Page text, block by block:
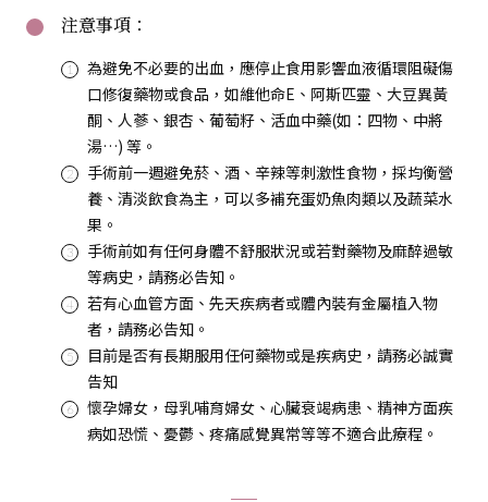
注意事項：
為避免不必要的出血，應停止食用影響血液循環阻礙傷
口修復藥物或食品，如維他命E、阿斯匹靈、大豆異黃
酮、人蔘、銀杏、葡萄籽、活血中藥(如：四物、中將
湯…) 等。
手術前一週避免菸、酒、辛辣等刺激性食物，採均衡營
養、清淡飲食為主，可以多補充蛋奶魚肉類以及蔬菜水
果。
手術前如有任何身體不舒服狀況或若對藥物及麻醉過敏
等病史，請務必告知。
若有心血管方面、先天疾病者或體內裝有金屬植入物
者，請務必告知。
目前是否有長期服用任何藥物或是疾病史，請務必誠實
告知
懷孕婦女，母乳哺育婦女、心臟衰竭病患、精神方面疾
病如恐慌、憂鬱、疼痛感覺異常等等不適合此療程。